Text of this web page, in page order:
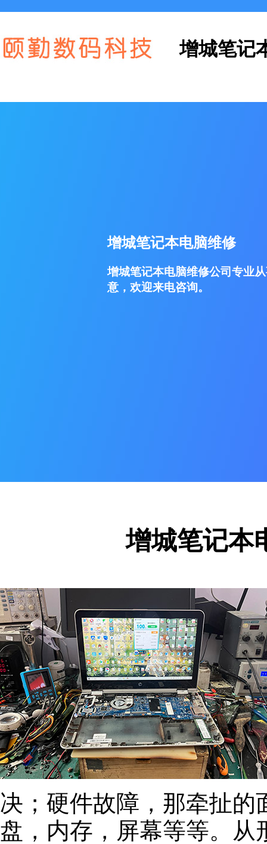
增城笔记
增城笔记本电脑维修
增城笔记本电脑维修公司专业
意，欢迎来电咨询。
增城笔记本
决；硬件故障，那牵扯的
盘，内存，屏幕等等。从